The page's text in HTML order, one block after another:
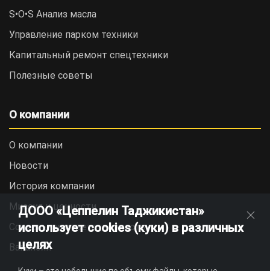
S•O•S Анализ масла
Управление парком техники
Капитальный ремонт спецтехники
Полезные советы
О компании
О компании
Новости
История компании
Миссия и ценности
Социальная ответственность
Вакансии
ДООО «Цеппелин Таджикистан»
использует cookies (куки) в различных
целях